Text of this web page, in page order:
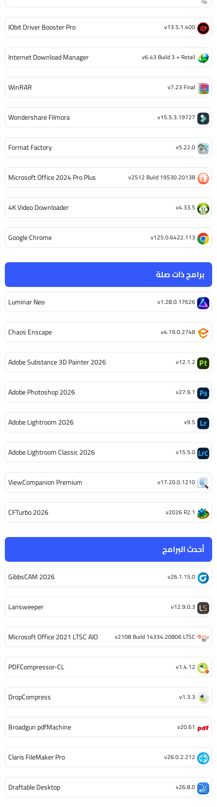
أحدث البرامج
GibbsCAM 2026 v26.1.15.0
Lansweeper v12.9.0.3
Microsoft Office 2021 LTSC AIO v2108 Build 14334.20806 LTSC
PDFCompressor-CL v1.4.12
DropCompress v1.3.3
Broadgun pdfMachine v20.61
Claris FileMaker Pro v26.0.2.212
Draftable Desktop v26.8.0
برامج ذات صلة
Luminar Neo v1.28.0.17626
Chaos Enscape v4.19.0.2748
Adobe Substance 3D Painter 2026 v12.1.2
Adobe Photoshop 2026 v27.9.1
Adobe Lightroom 2026 v9.5
Adobe Lightroom Classic 2026 v15.5.0
ViewCompanion Premium v17.20.0.1210
CFTurbo 2026 v2026 R2.1
IObit Driver Booster Pro v13.5.1.400
Internet Download Manager v6.43 Build 3 + Retail
WinRAR v7.23 Final
Wondershare Filmora v15.5.3.19727
Format Factory v5.22.0
Microsoft Office 2024 Pro Plus v2512 Build 19530.20138
4K Video Downloader v4.33.5
Google Chrome v125.0.6422.113